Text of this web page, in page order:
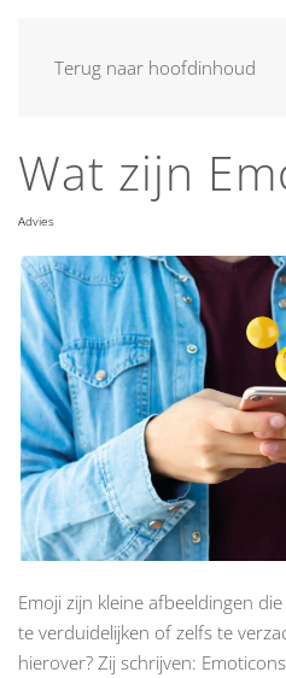
Terug naar hoofdinhoud
Wat zijn
Advies
Emoji zijn kleine afbeeldingen
te verduidelijken of zelfs te
hierover? Zij schrijven: